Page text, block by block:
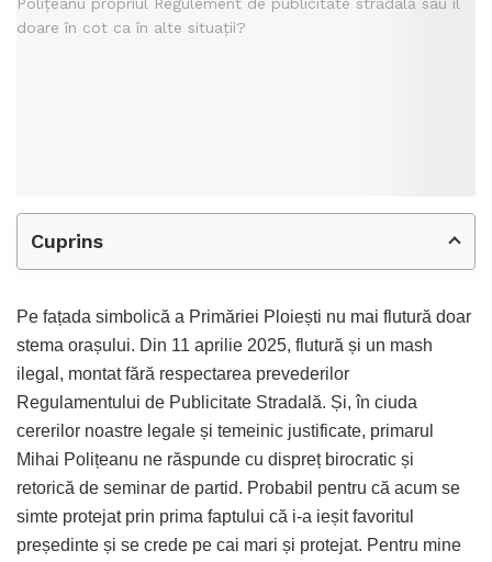
Cuprins
Pe fațada simbolică a Primăriei Ploiești nu mai flutură doar
stema orașului. Din 11 aprilie 2025, flutură și un mash
ilegal, montat fără respectarea prevederilor
Regulamentului de Publicitate Stradală. Și, în ciuda
cererilor noastre legale și temeinic justificate, primarul
Mihai Polițeanu ne răspunde cu dispreț birocratic și
retorică de seminar de partid. Probabil pentru că acum se
simte protejat prin prima faptului că i-a ieșit favoritul
președinte și se crede pe cai mari și protejat. Pentru mine